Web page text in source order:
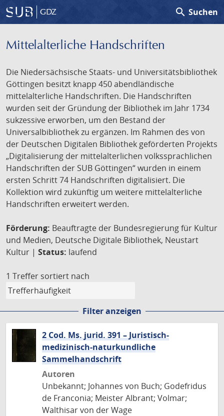
GDZ search Suchen
Mittelalterliche Handschriften
Die Niedersächsische Staats- und Universitätsbibliothek
Göttingen besitzt knapp 450 abendländische
mittelalterliche Handschriften. Die Handschriften
wurden seit der Gründung der Bibliothek im Jahr 1734
sukzessive erworben, um den Bestand der
Universalbibliothek zu ergänzen. Im Rahmen des von
der Deutschen Digitalen Bibliothek geförderten Projekts
„Digitalisierung der mittelalterlichen volkssprachlichen
Handschriften der SUB Göttingen“ wurden in einem
ersten Schritt 74 Handschriften digitalisiert. Die
Kollektion wird zukünftig um weitere mittelalterliche
Handschriften erweitert werden.
Förderung: Beauftragte der Bundesregierung für Kultur
und Medien, Deutsche Digitale Bibliothek, Neustart
Kultur | Status: laufend
1 Treffer sortiert nach
Filter anzeigen
2 Cod. Ms. jurid. 391 – Juristisch-
medizinisch-naturkundliche
Sammelhandschrift
Autoren
Unbekannt; Johannes von Buch; Godefridus
de Franconia; Meister Albrant; Volmar;
Walthisar von der Wage